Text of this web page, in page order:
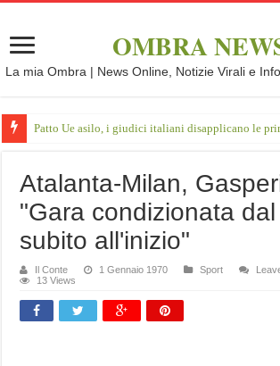
OMBRA
La mia Ombra | News Online, Notizie Virali e
Patto Ue asilo, i giudici italiani disapplicano le
Atalanta-Milan,
"Gara condizionata
subito all'inizio"
Il Conte 1 Gennaio 1970 Sport
13 Views